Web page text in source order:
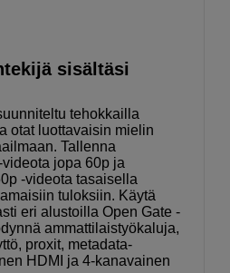
sisältäsi
tehokkailla
otat luottavaisin mielin
Tallenna
jopa 60p ja
-videota tasaisella
tuloksiin. Käytä
eri alustoilla Open Gate -
ammattilaistyökaluja,
proxit, metadata-
HDMI ja 4-kanavainen